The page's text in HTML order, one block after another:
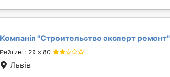
Компанія "Строительство эксперт ремонт"
Рейтинг: 29 з 80
Львів